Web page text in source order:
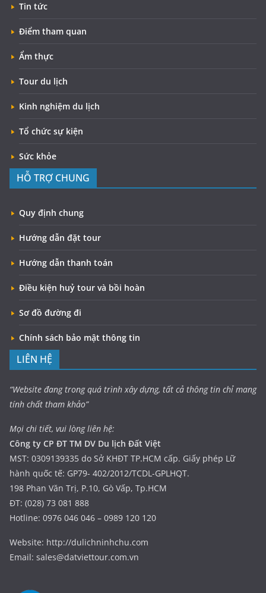
Tin tức
Điểm tham quan
Ẩm thực
Tour du lịch
Kinh nghiệm du lịch
Tổ chức sự kiện
Sức khỏe
HỖ TRỢ CHUNG
Quy định chung
Hướng dẫn đặt tour
Hướng dẫn thanh toán
Điều kiện huỷ tour và bồi hoàn
Sơ đồ đường đi
Chính sách bảo mật thông tin
LIÊN HỆ
“Website đang trong quá trình xây dựng, tất cả thông tin chỉ mang
tính chất tham khảo”
Mọi chi tiết, vui lòng liên hệ:
Công ty CP ĐT TM DV Du lịch Đất Việt
MST: 0309139335 do Sở KHĐT TP.HCM cấp. Giấy phép Lữ
hành quốc tế: GP79- 402/2012/TCDL-GPLHQT.
198 Phan Văn Trị, P.10, Gò Vấp, Tp.HCM
ĐT: (028) 73 081 888
Hotline: 0976 046 046 – 0989 120 120
Website: http://dulichninhchu.com
Email: sales@datviettour.com.vn